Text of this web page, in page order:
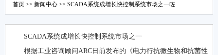
首页 >> 新闻中心 >> SCADA系统成增长快控制系统市场之一咗
SCADA系统成增长快控制系统市场之一
根据工业咨询顾问ARC日前发布的《电力行抗微生物和抗菌性